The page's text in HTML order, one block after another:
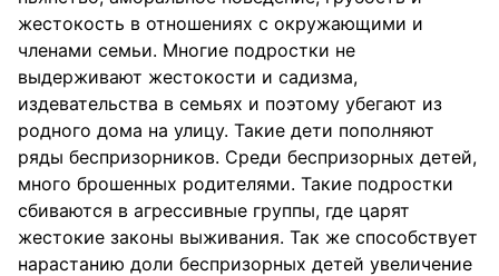
жестокость в отношениях с окружающими и
членами семьи. Многие подростки не
выдерживают жестокости и садизма,
издевательства в семьях и поэтому убегают из
родного дома на улицу. Такие дети пополняют
ряды беспризорников. Среди беспризорных детей,
много брошенных родителями. Такие подростки
сбиваются в агрессивные группы, где царят
жестокие законы выживания. Так же способствует
нарастанию доли беспризорных детей увеличение